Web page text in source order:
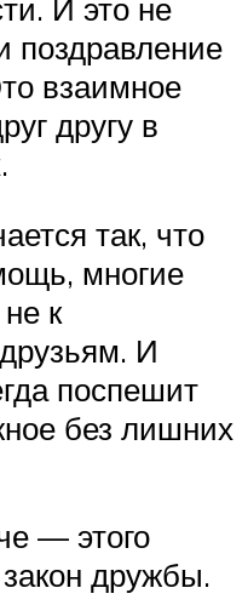
И это не
поздравление
взаимное
другу в
так, что
многие
к
И
поспешит
без лишних
— этого
дружбы.